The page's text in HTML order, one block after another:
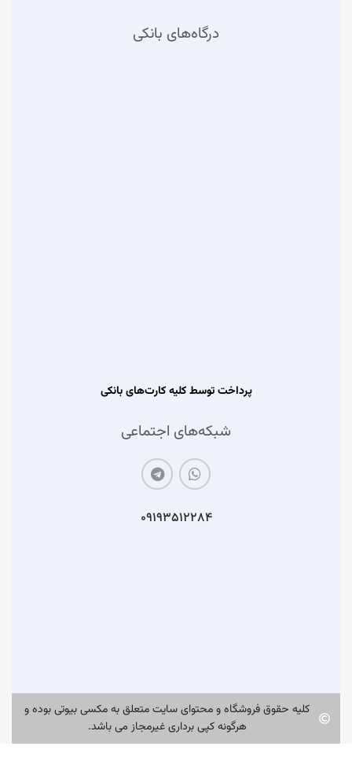
درگاه‌های بانکی
پرداخت توسط کلیه کارت‌های بانکی
شبکه‌های اجتماعی
۰۹۱۹۳۵۱۲۲۸۴
کلیه حقوق فروشگاه و محتوای سایت متعلق به مکسی بیوتی بوده و
هرگونه کپی برداری غیرمجاز می باشد.